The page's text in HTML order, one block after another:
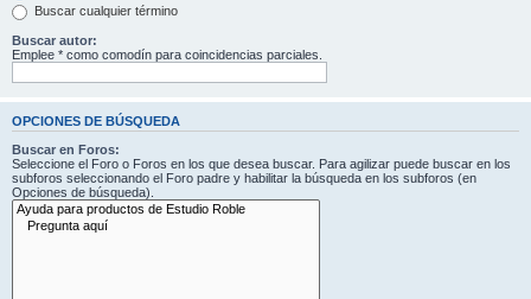
Buscar cualquier término
Buscar autor:
Emplee * como comodín para coincidencias parciales.
OPCIONES DE BÚSQUEDA
Buscar en Foros:
Seleccione el Foro o Foros en los que desea buscar. Para agilizar puede buscar en los
subforos seleccionando el Foro padre y habilitar la búsqueda en los subforos (en
Opciones de búsqueda).